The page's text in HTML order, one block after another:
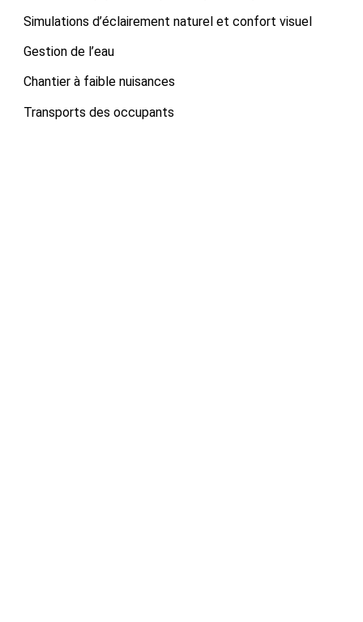
Simulations d’éclairement naturel et confort visuel
Gestion de l’eau
Chantier à faible nuisances
Transports des occupants